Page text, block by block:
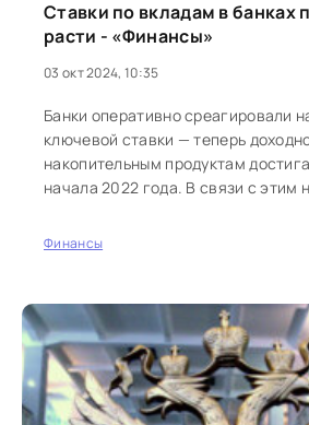
Ставки по вкладам в
расти - «Финансы»
03 окт 2024, 10:35
Банки оперативно среагировали
ключевой ставки — теперь
накопительным продуктам
начала 2022 года. В связи с этим
Финансы